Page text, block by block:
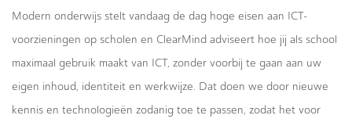
Modern onderwijs stelt vandaag de dag hoge eisen aan ICT-
voorzieningen op scholen en ClearMind adviseert hoe jij als school
maximaal gebruik maakt van ICT, zonder voorbij te gaan aan uw
eigen inhoud, identiteit en werkwijze. Dat doen we door nieuwe
kennis en technologieën zodanig toe te passen, zodat het voor